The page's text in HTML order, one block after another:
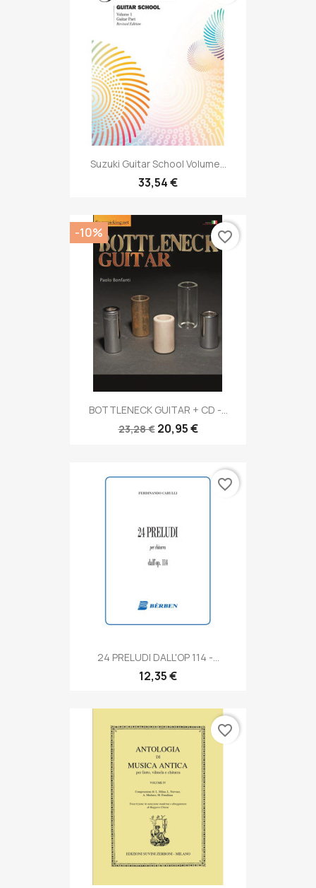
Suzuki Guitar School Volume...
33,54 €
BOTTLENECK GUITAR + CD -...
23,28 € 20,95 €
-10% favorite_border
24 PRELUDI DALL'OP 114 -...
12,35 €
favorite_border
favorite_border